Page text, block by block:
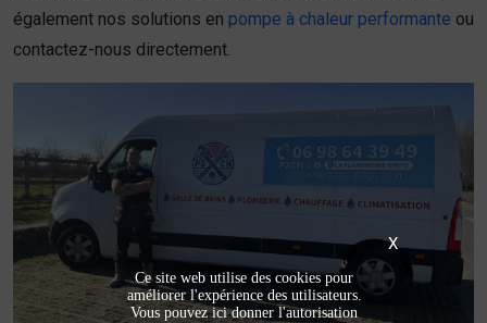
également nos solutions en pompe à chaleur performante ou
contactez-nous directement.
X
Ce site web utilise des cookies pour
améliorer l'expérience des utilisateurs.
Vous pouvez ici donner l'autorisation